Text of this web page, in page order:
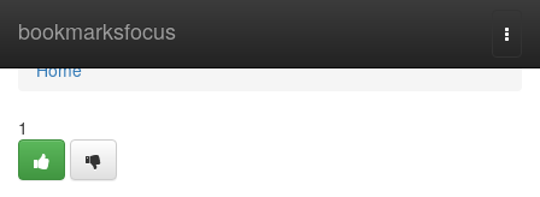
bookmarksfocus
Home
Home
1